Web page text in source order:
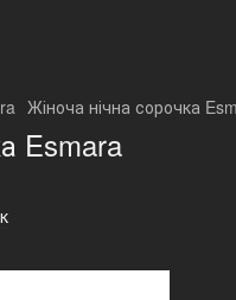
Жіноча нічна сорочка
Esmara